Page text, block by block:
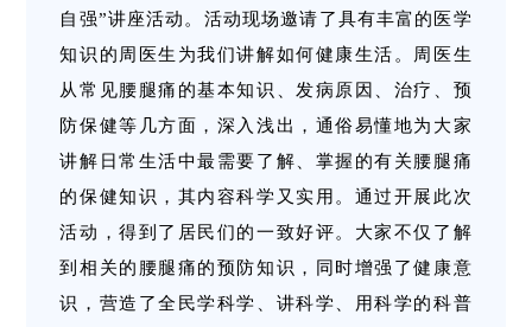
自强”讲座活动。活动现场邀请了具有丰富的医学
知识的周医生为我们讲解如何健康生活。周医生
从常见腰腿痛的基本知识、发病原因、治疗、预
防保健等几方面，深入浅出，通俗易懂地为大家
讲解日常生活中最需要了解、掌握的有关腰腿痛
的保健知识，其内容科学又实用。通过开展此次
活动，得到了居民们的一致好评。大家不仅了解
到相关的腰腿痛的预防知识，同时增强了健康意
识，营造了全民学科学、讲科学、用科学的科普